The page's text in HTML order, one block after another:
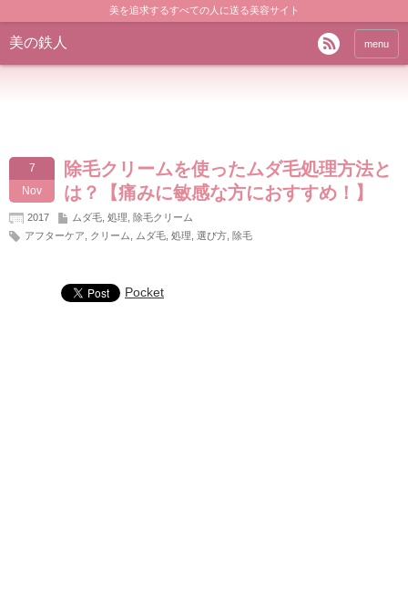
美を追求するすべての人に送る美容サイト
美の鉄人 menu
7
Nov
除毛クリームを使ったムダ毛処理方法と
は？【痛みに敏感な方におすすめ！】
2017 ムダ毛 処理 除毛クリーム
アフターケア
クリーム ムダ毛 処理 選び方 除毛
Pocket